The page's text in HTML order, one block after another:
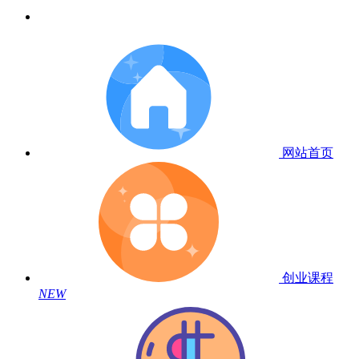
网站首页
创业课程
NEW